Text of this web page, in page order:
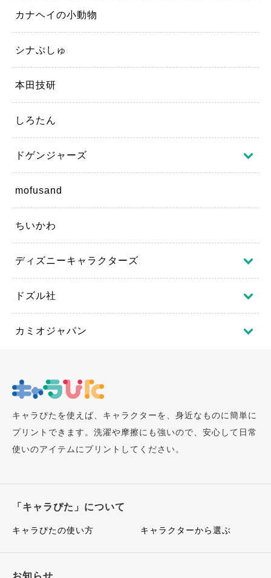
カナヘイの小動物
シナぷしゅ
本田技研
しろたん
ドゲンジャーズ
mofusand
ちいかわ
ディズニーキャラクターズ
ドズル社
カミオジャパン
キャラぴたを使えば、キャラクターを、身近なものに簡単に
プリントできます。洗濯や摩擦にも強いので、安心して日常
使いのアイテムにプリントしてください。
「キャラぴた」について
キャラぴたの使い方 キャラクターから選ぶ